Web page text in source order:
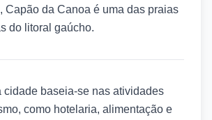
Capão da Canoa é uma das praias
do litoral gaúcho.
cidade baseia-se nas atividades
como hotelaria, alimentação e